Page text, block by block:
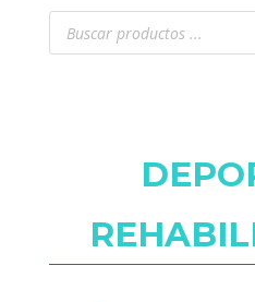
Búsqueda
productos